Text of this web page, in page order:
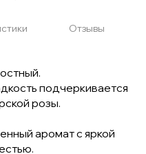
Отзывы
подчеркивается
розы.
аромат с яркой